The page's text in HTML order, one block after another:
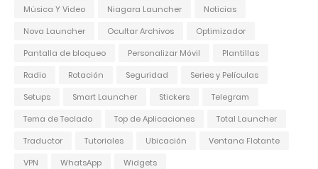
Música Y Video
Niagara Launcher
Noticias
Nova Launcher
Ocultar Archivos
Optimizador
Pantalla de bloqueo
Personalizar Móvil
Plantillas
Radio
Rotación Seguridad
Series y Películas
Setups
Smart Launcher Stickers
Telegram
Tema de Teclado
Top de Aplicaciones
Total Launcher
Traductor
Tutoriales Ubicación
Ventana Flotante
VPN
WhatsApp Widgets